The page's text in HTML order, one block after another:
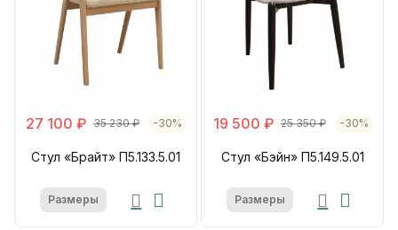
27 100 ₽ 35 230 ₽ -30%
Стул «Брайт» П5.133.5.01
Размеры
19 500 ₽ 25 350 ₽ -30%
Стул «Бэйн» П5.149.5.01
Размеры